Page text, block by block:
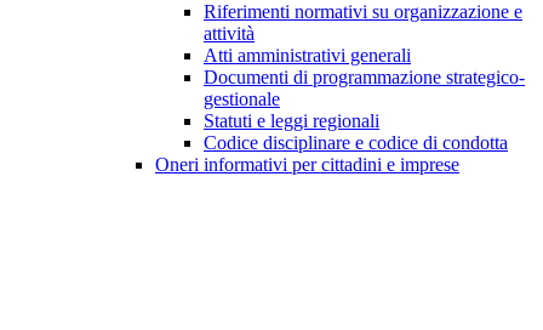
Riferimenti normativi su organizzazione e
attività
Atti amministrativi generali
Documenti di programmazione strategico-
gestionale
Statuti e leggi regionali
Codice disciplinare e codice di condotta
Oneri informativi per cittadini e imprese